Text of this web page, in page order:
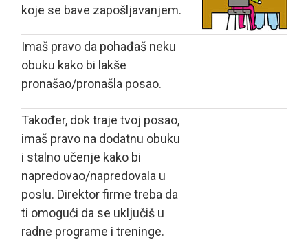
koje se bave zapošljavanjem.
Imaš pravo da pohađaš neku
obuku kako bi lakše
pronašao/pronašla posao.
Također, dok traje tvoj posao,
imaš pravo na dodatnu obuku
i stalno učenje kako bi
napredovao/napredovala u
poslu. Direktor firme treba da
ti omogući da se uključiš u
radne programe i treninge.